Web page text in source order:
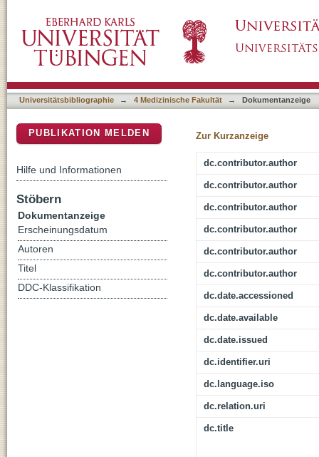
Gordon Holmes syndrome/SCAR16
Universitätsbibliographie → 4 Medizinische Fakultät → Dokumentanzeige
Zur Kurzanzeige
dc.contributor.author
dc.contributor.author
dc.contributor.author
dc.contributor.author
dc.contributor.author
dc.contributor.author
dc.date.accessioned
dc.date.available
dc.date.issued
dc.identifier.uri
dc.language.iso
dc.relation.uri
dc.title
PUBLIKATION MELDEN
Hilfe und Informationen
Stöbern
Dokumentanzeige
Erscheinungsdatum
Autoren
Titel
DDC-Klassifikation